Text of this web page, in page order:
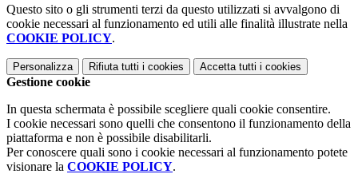
Questo sito o gli strumenti terzi da questo utilizzati si avvalgono di
cookie necessari al funzionamento ed utili alle finalità illustrate nella
COOKIE POLICY.
Personalizza Rifiuta tutti i cookies Accetta tutti i cookies
Gestione cookie
In questa schermata è possibile scegliere quali cookie consentire.
I cookie necessari sono quelli che consentono il funzionamento della
piattaforma e non è possibile disabilitarli.
Per conoscere quali sono i cookie necessari al funzionamento potete
visionare la COOKIE POLICY.